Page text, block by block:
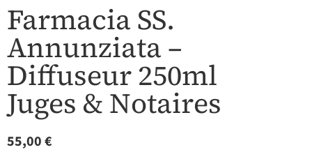
Farmacia SS.
Annunziata –
Diffuseur 250ml
Juges & Notaires
55,00€